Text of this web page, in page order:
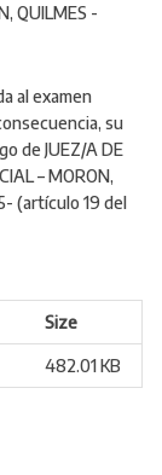
QUILMES -
al examen
su
de JUEZ/A DE
– MORON,
(artículo 19 del
Size
482.01 KB